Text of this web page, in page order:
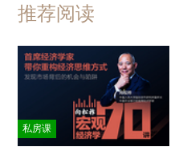
推荐阅读
私房课